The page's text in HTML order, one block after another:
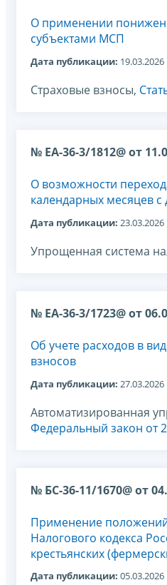
О применении
субъектами МСП
Дата публикации: 19.03.2026
Страховые взносы,
№ ЕА-36-3/1812@ от
О возможности
календарных месяцев
Дата публикации: 23.03.2026
Упрощенная система
№ ЕА-36-3/1723@ от
Об учете расходов в
взносов
Дата публикации: 27.03.2026
Автоматизированная
Федеральный закон от
№ БС-36-11/1670@ от
Применение положений
Налогового кодекса
крестьянских
Дата публикации: 05.03.2026